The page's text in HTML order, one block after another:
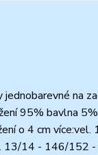
na
95% bavlna
o 4 cm
13/14 - 146/152 -